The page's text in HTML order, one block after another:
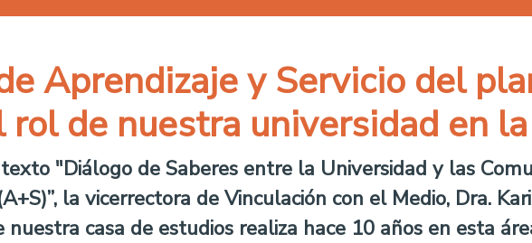
Aprendizaje y Servicio del
rol de nuestra universidad en
"Diálogo de Saberes entre la Universidad y las
la vicerrectora de Vinculación con el Medio, Dra.
casa de estudios realiza hace 10 años en esta